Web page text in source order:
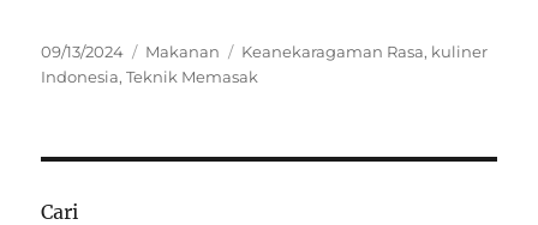
Posted
on
09/13/2024 Categories
Makanan Tags
Keanekaragaman Rasa, kuliner
Indonesia,Teknik Memasak
Cari